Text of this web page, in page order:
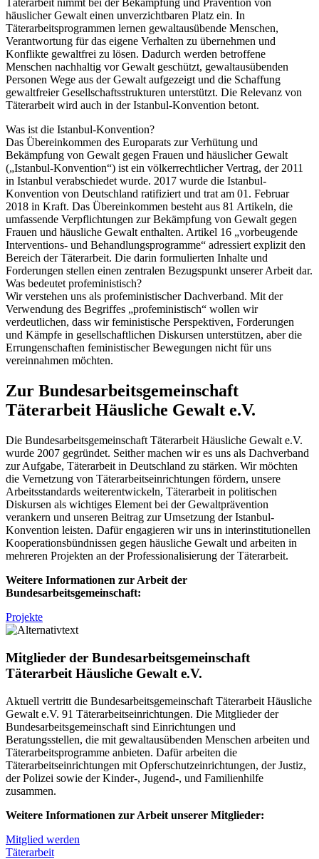
Täterarbeit nimmt bei der Bekämpfung und Prävention von
häuslicher Gewalt einen unverzichtbaren Platz ein. In
Täterarbeitsprogrammen lernen gewaltausübende Menschen,
Verantwortung für das eigene Verhalten zu übernehmen und
Konflikte gewaltfrei zu lösen. Dadurch werden betroffene
Menschen nachhaltig vor Gewalt geschützt, gewaltausübenden
Personen Wege aus der Gewalt aufgezeigt und die Schaffung
gewaltfreier Gesellschaftsstrukturen unterstützt. Die Relevanz von
Täterarbeit wird auch in der Istanbul-Konvention betont.
Was ist die Istanbul-Konvention?
Das Übereinkommen des Europarats zur Verhütung und
Bekämpfung von Gewalt gegen Frauen und häuslicher Gewalt
(„Istanbul-Konvention“) ist ein völkerrechtlicher Vertrag, der 2011
in Istanbul verabschiedet wurde. 2017 wurde die Istanbul-
Konvention von Deutschland ratifiziert und trat am 01. Februar
2018 in Kraft. Das Übereinkommen besteht aus 81 Artikeln, die
umfassende Verpflichtungen zur Bekämpfung von Gewalt gegen
Frauen und häusliche Gewalt enthalten. Artikel 16 „vorbeugende
Interventions- und Behandlungsprogramme“ adressiert explizit den
Bereich der Täterarbeit. Die darin formulierten Inhalte und
Forderungen stellen einen zentralen Bezugspunkt unserer Arbeit dar.
Was bedeutet profeministisch?
Wir verstehen uns als profeministischer Dachverband. Mit der
Verwendung des Begriffes „profeministisch“ wollen wir
verdeutlichen, dass wir feministische Perspektiven, Forderungen
und Kämpfe in gesellschaftlichen Diskursen unterstützen, aber die
Errungenschaften feministischer Bewegungen nicht für uns
vereinnahmen möchten.
Zur Bundesarbeitsgemeinschaft
Täterarbeit Häusliche Gewalt e.V.
Die Bundesarbeitsgemeinschaft Täterarbeit Häusliche Gewalt e.V.
wurde 2007 gegründet. Seither machen wir es uns als Dachverband
zur Aufgabe, Täterarbeit in Deutschland zu stärken. Wir möchten
die Vernetzung von Täterarbeitseinrichtungen fördern, unsere
Arbeitsstandards weiterentwickeln, Täterarbeit in politischen
Diskursen als wichtiges Element bei der Gewaltprävention
verankern und unseren Beitrag zur Umsetzung der Istanbul-
Konvention leisten. Dafür engagieren wir uns in interinstitutionellen
Kooperationsbündnissen gegen häusliche Gewalt und arbeiten in
mehreren Projekten an der Professionalisierung der Täterarbeit.
Weitere Informationen zur Arbeit der
Bundesarbeitsgemeinschaft:
Projekte
Mitglieder der Bundesarbeitsgemeinschaft
Täterarbeit Häusliche Gewalt e.V.
Aktuell vertritt die Bundesarbeitsgemeinschaft Täterarbeit Häusliche
Gewalt e.V. 91 Täterarbeitseinrichtungen. Die Mitglieder der
Bundesarbeitsgemeinschaft sind Einrichtungen und
Beratungsstellen, die mit gewaltausübenden Menschen arbeiten und
Täterarbeitsprogramme anbieten. Dafür arbeiten die
Täterarbeitseinrichtungen mit Opferschutzeinrichtungen, der Justiz,
der Polizei sowie der Kinder-, Jugend-, und Familienhilfe
zusammen.
Weitere Informationen zur Arbeit unserer Mitglieder:
Mitglied werden
Täterarbeit